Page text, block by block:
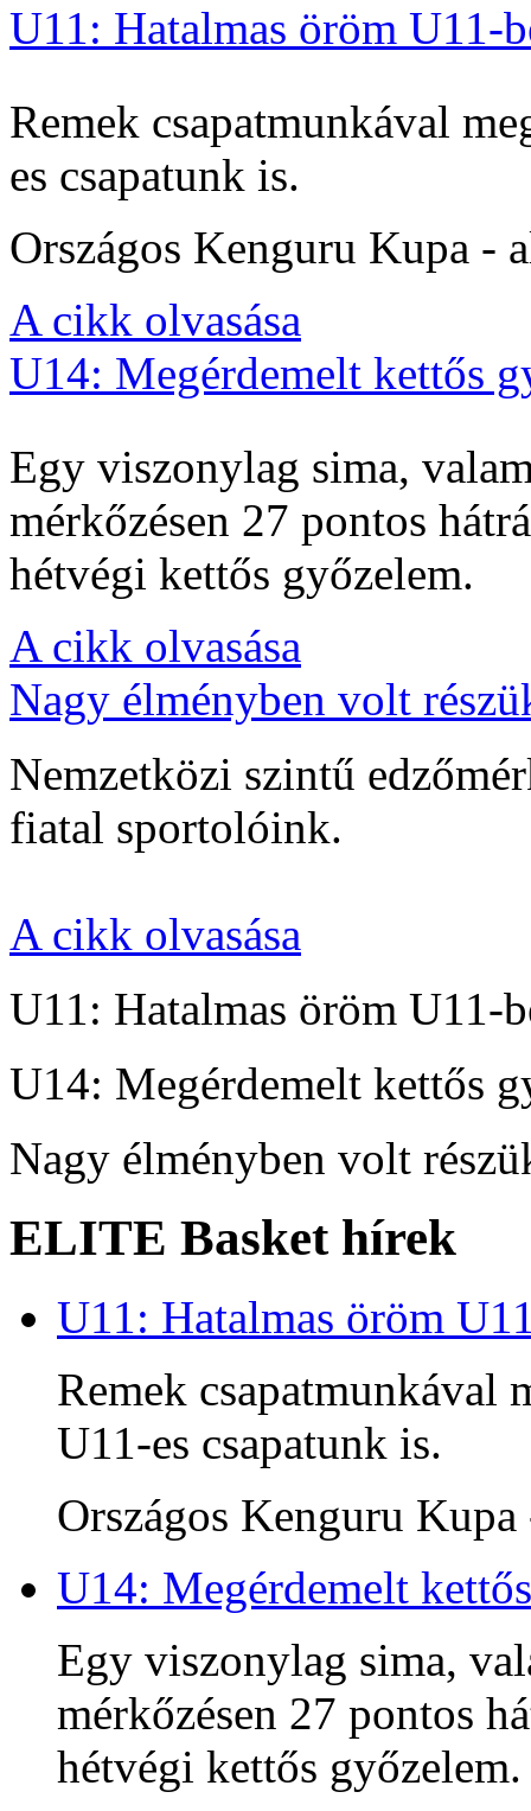
U11: Hatalmas öröm U11-
Remek csapatmunkával
es csapatunk is.
Országos Kenguru Kupa -
A cikk olvasása
U14: Megérdemelt kettős
Egy viszonylag sima,
mérkőzésen 27 pontos
hétvégi kettős győzelem.
A cikk olvasása
Nagy élményben volt
Nemzetközi szintű
fiatal sportolóink.
A cikk olvasása
U11: Hatalmas öröm U11-
U14: Megérdemelt kettős
Nagy élményben volt
ELITE Basket hírek
U11: Hatalmas öröm
Remek csapatmunkával
U11-es csapatunk is.
Országos Kenguru
U14: Megérdemelt
Egy viszonylag sima,
mérkőzésen 27 pontos
hétvégi kettős győzelem.